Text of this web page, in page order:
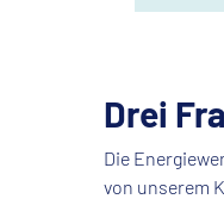
Drei
Die
von unserem